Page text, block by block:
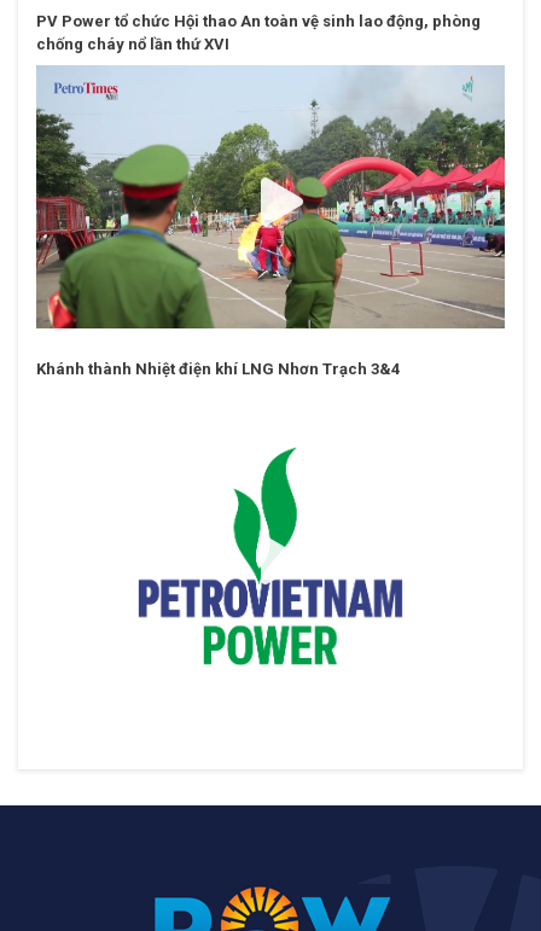
featured_video
PV Power tổ chức Hội thao An toàn vệ sinh lao động, phòng
chống cháy nổ lần thứ XVI
Khánh thành Nhiệt điện khí LNG Nhơn Trạch 3&4